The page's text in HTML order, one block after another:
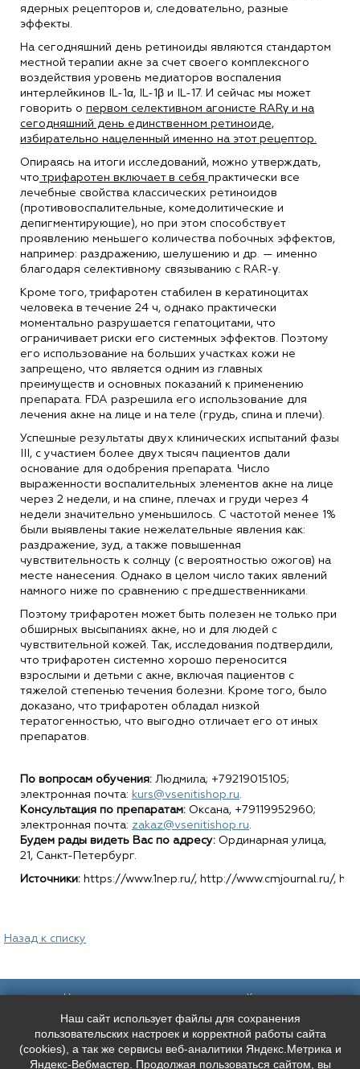
ядерных рецепторов и, следовательно, разные
эффекты.
На сегодняшний день ретиноиды являются стандартом
местной терапии акне за счет своего комплексного
воздействия уровень медиаторов воспаления
интерлейкинов IL-1α, IL-1β и IL-17. И сейчас мы может
говорить о первом селективном агонисте RARγ и на
сегодняшний день единственном ретиноиде,
избирательно нацеленный именно на этот рецептор.
Опираясь на итоги исследований, можно утверждать,
что трифаротен включает в себя практически все
лечебные свойства классических ретиноидов
(противовоспалительные, комедолитические и
депигментирующие), но при этом способствует
проявлению меньшего количества побочных эффектов,
например: раздражению, шелушению и др. — именно
благодаря селективному связыванию с RAR-γ.
Кроме того, трифаротен стабилен в кератиноцитах
человека в течение 24 ч, однако практически
моментально разрушается гепатоцитами, что
ограничивает риски его системных эффектов. Поэтому
его использование на больших участках кожи не
запрещено, что является одним из главных
преимуществ и основных показаний к применению
препарата. FDA разрешила его использование для
лечения акне на лице и на теле (грудь, спина и плечи).
Успешные результаты двух клинических испытаний фазы
III, с участием более двух тысяч пациентов дали
основание для одобрения препарата. Число
выраженности воспалительных элементов акне на лице
через 2 недели, и на спине, плечах и груди через 4
недели значительно уменьшилось. С частотой менее 1%
были выявлены такие нежелательные явления как:
раздражение, зуд, а также повышенная
чувствительность к солнцу (с вероятностью ожогов) на
месте нанесения. Однако в целом число таких явлений
намного ниже по сравнению с предшественниками.
Поэтому трифаротен может быть полезен не только при
обширных высыпаниях акне, но и для людей с
чувствительной кожей. Так, исследования подтвердили,
что трифаротен системно хорошо переносится
взрослыми и детьми с акне, включая пациентов с
тяжелой степенью течения болезни. Кроме того, было
доказано, что трифаротен обладал низкой
тератогенностью, что выгодно отличает его от иных
препаратов.
По вопросам обучения: Людмила; +79219015105;
электронная почта: kurs@vsenitishop.ru.
Консультация по препаратам: Оксана, +79119952960;
электронная почта: zakaz@vsenitishop.ru.
Будем рады видеть Вас по адресу: Ординарная улица,
21, Санкт-Петербург.
Источники: https://www.1nep.ru/, http://www.cmjournal.ru/,
Назад к списку
Наш адрес:
Санкт-Петербург,
Каменноостровский пр. 61/2, вход в
арку со стороны улицы Чапыгина
Режим работы: пн - пт: 10:00 - 18:00
Контакты:
+7 (921) 9606133
+7 (991) 0165010
mederispb@yandex.ru
Наш сайт использует файлы для сохранения
пользовательских настроек и корректной работы сайта
(cookies), а так же сервисы веб-аналитики Яндекс.Метрика и
Яндекс-Вебмастер. Продолжая пользоваться сайтом, вы